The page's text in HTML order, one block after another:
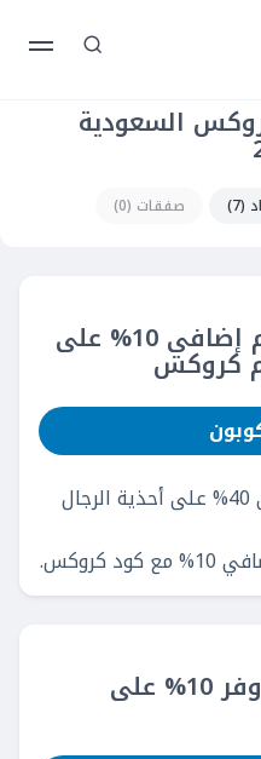
السعودية
(7) صفقات (0)
خصم حتى 40% + خصم إضافي 10% على
كروكس
كروكس تقدم خصما حتى 40% على أحذية الرجال
كوبون خصم كروكس: وفر 10% على